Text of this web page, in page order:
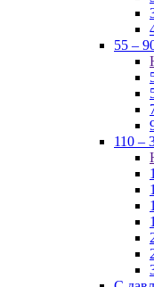
55 –
110 –